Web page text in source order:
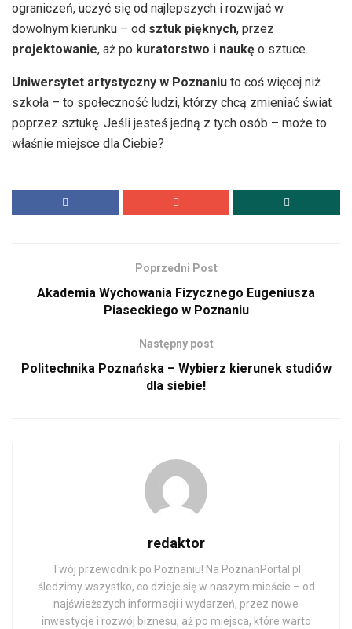
ograniczeń, uczyć się od najlepszych i rozwijać w
dowolnym kierunku – od sztuk pięknych, przez
projektowanie, aż po kuratorstwo i naukę o sztuce.
Uniwersytet artystyczny w Poznaniu to coś więcej niż
szkoła – to społeczność ludzi, którzy chcą zmieniać świat
poprzez sztukę. Jeśli jesteś jedną z tych osób – może to
właśnie miejsce dla Ciebie?
Poprzedni Post
Akademia Wychowania Fizycznego Eugeniusza
Piaseckiego w Poznaniu
Następny post
Politechnika Poznańska – Wybierz kierunek studiów
dla siebie!
redaktor
Twój przewodnik po Poznaniu! Na PoznanPortal.pl
śledzimy wszystko, co dzieje się w naszym mieście – od
najświeższych informacji i wydarzeń, przez nowe
inwestycje i rozwój biznesu, aż po miejsca, które warto